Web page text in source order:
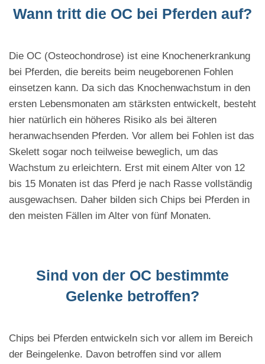
Wann tritt die OC bei Pferden auf?
Die OC (Osteochondrose) ist eine Knochenerkrankung
bei Pferden, die bereits beim neugeborenen Fohlen
einsetzen kann. Da sich das Knochenwachstum in den
ersten Lebensmonaten am stärksten entwickelt, besteht
hier natürlich ein höheres Risiko als bei älteren
heranwachsenden Pferden. Vor allem bei Fohlen ist das
Skelett sogar noch teilweise beweglich, um das
Wachstum zu erleichtern. Erst mit einem Alter von 12
bis 15 Monaten ist das Pferd je nach Rasse vollständig
ausgewachsen. Daher bilden sich Chips bei Pferden in
den meisten Fällen im Alter von fünf Monaten.
Sind von der OC bestimmte
Gelenke betroffen?
Chips bei Pferden entwickeln sich vor allem im Bereich
der Beingelenke. Davon betroffen sind vor allem